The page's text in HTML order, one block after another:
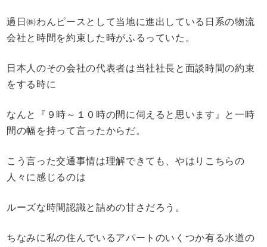
過日㈱わんピースとして当地に進出している日系の物流
会社と時間を約束した時がふるっていた。
日本人のその会社の代表者は当社社長と面談時間の約束
をする時に
なんと『９時～１０時の間に伺えると思います』と一時
間の幅を持って言ったからだ。
こう言った交通事情は理解できても、やはりこちらの
人々に感じるのは
ルーズな時間認識と詰めの甘さだろう。
ちなみに私の住んでいるアパートのいくつか有る水道の